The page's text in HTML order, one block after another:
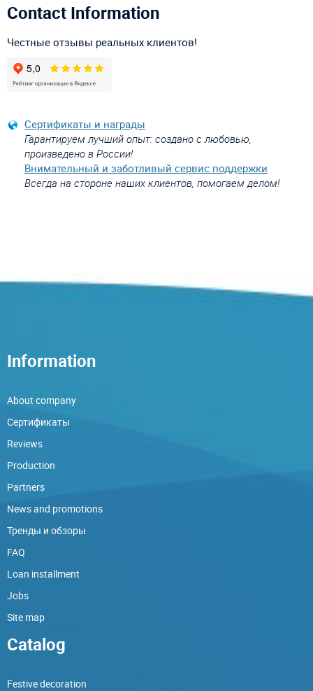
Contact Information
Честные отзывы реальных клиентов!
Сертификаты и награды
Гарантируем лучший опыт: создано с любовью,
произведено в России!
Внимательный и заботливый сервис поддержки
Всегда на стороне наших клиентов, помогаем делом!
Information
About company
Сертификаты
Reviews
Production
Partners
News and promotions
Тренды и обзоры
FAQ
Loan installment
Jobs
Site map
Catalog
Festive decoration